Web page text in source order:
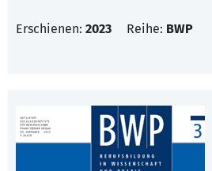
Erschienen: 2023 Reihe: BWP